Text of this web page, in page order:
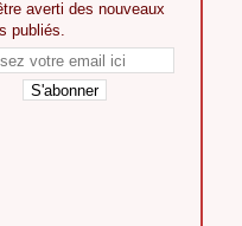
averti des nouveaux
publiés.